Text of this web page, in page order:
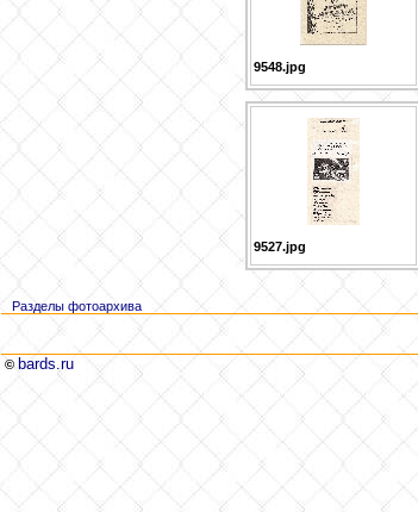
9548.jpg
9527.jpg
Разделы фотоархива
© bards.ru